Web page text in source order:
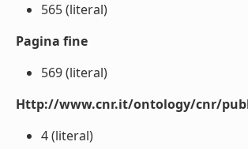
565 (literal)
Pagina fine
569 (literal)
Http://www.cnr.it/ontology/cnr/
4 (literal)